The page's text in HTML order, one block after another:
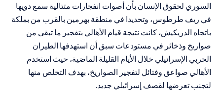
السوري لحقوق الإنسان بأن أصوات انفجارات متتالية سمع دويها
في ريف طرطوس، وتحديدا في منطقة بهرمين بالقرب من بملكة
باتجاه الدريكيش، كانت نتيجة قيام الأهالي بتفجير ما تبقى من
صواريخ وذخائر في مستودعات سبق أن استهدفها الطيران
الحربي الإسرائيلي خلال الأيام القليلة الماضية، حيث استخدم
الأهالي صواعق وفتائل لتفجير الصواريخ، بهدف التخلص منها
لتجنب تعرضها لقصف إسرائيلي جديد.